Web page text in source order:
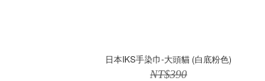
日本IKS手染巾-大頭貓 (白底粉色)
NT$390